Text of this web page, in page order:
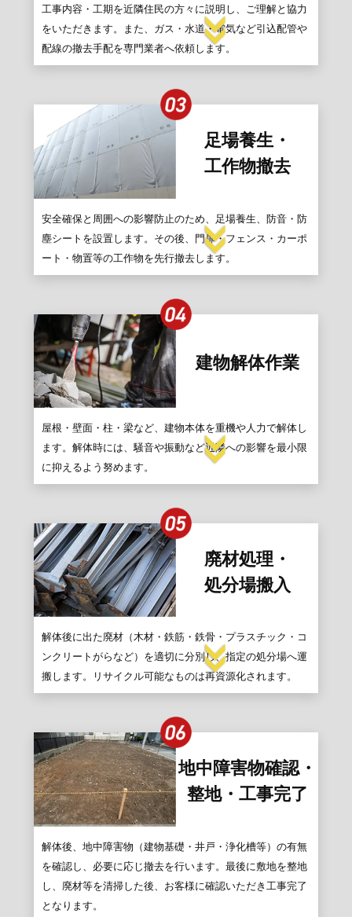
工事内容・工期を近隣住民の方々に説明し、ご理解と協力
をいただきます。また、ガス・水道・電気など引込配管や
配線の撤去手配を専門業者へ依頼します。
足場養生・
工作物撤去
安全確保と周囲への影響防止のため、足場養生、防音・防
塵シートを設置します。その後、門扉・フェンス・カーポ
ート・物置等の工作物を先行撤去します。
建物解体作業
屋根・壁面・柱・梁など、建物本体を重機や人力で解体し
ます。解体時には、騒音や振動など近隣への影響を最小限
に抑えるよう努めます。
廃材処理・
処分場搬入
解体後に出た廃材（木材・鉄筋・鉄骨・プラスチック・コ
ンクリートがらなど）を適切に分別し、指定の処分場へ運
搬します。リサイクル可能なものは再資源化されます。
地中障害物確認・
整地・工事完了
解体後、地中障害物（建物基礎・井戸・浄化槽等）の有無
を確認し、必要に応じ撤去を行います。最後に敷地を整地
し、廃材等を清掃した後、お客様に確認いただき工事完了
となります。